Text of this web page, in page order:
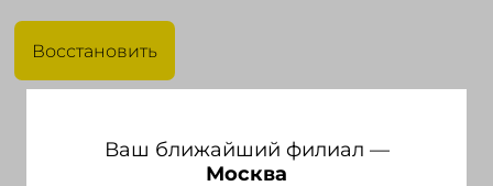
Ваш ближайший филиал —
Москва
Восстановить